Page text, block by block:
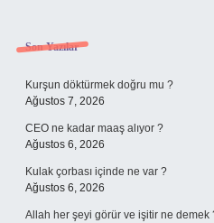
Sidebar
Son Yazılar
Kurşun döktürmek doğru mu ?
Ağustos 7, 2026
CEO ne kadar maaş alıyor ?
Ağustos 6, 2026
Kulak çorbası içinde ne var ?
Ağustos 6, 2026
Allah her şeyi görür ve işitir ne demek